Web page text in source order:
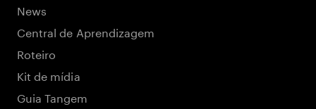
News
Central de Aprendizagem
Roteiro
Kit de mídia
Guia Tangem